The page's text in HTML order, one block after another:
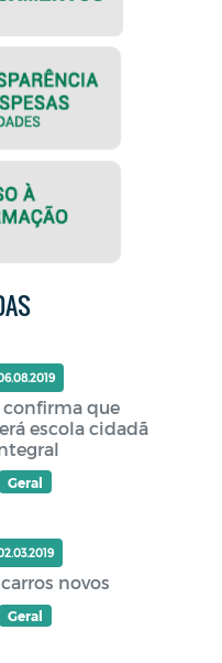
confirma que
escola cidadã
Geral
novos
Geral